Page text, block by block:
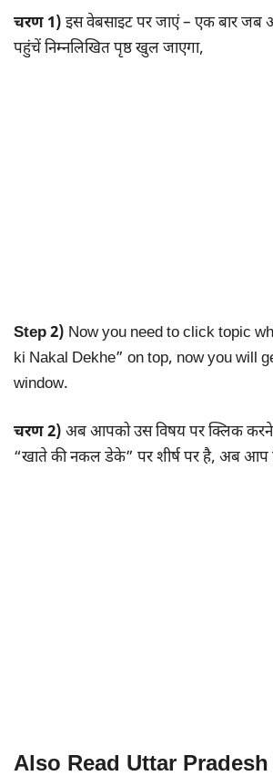
चरण 1) इस वेबसाइट पर जाएं – एक बार जब
पहुंचें निम्नलिखित पृष्ठ खुल जाएगा,
Step 2) Now you need to click topic
ki Nakal Dekhe” on top, now you will
window.
चरण 2) अब आपको उस विषय पर क्लिक
“खाते की नकल डेके” पर शीर्ष पर है, अब आप
Also Read Uttar